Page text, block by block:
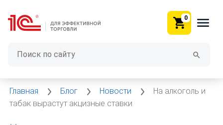
0
Главная Блог Новости
На алкоголь и
табак вырастут акцизные ставки